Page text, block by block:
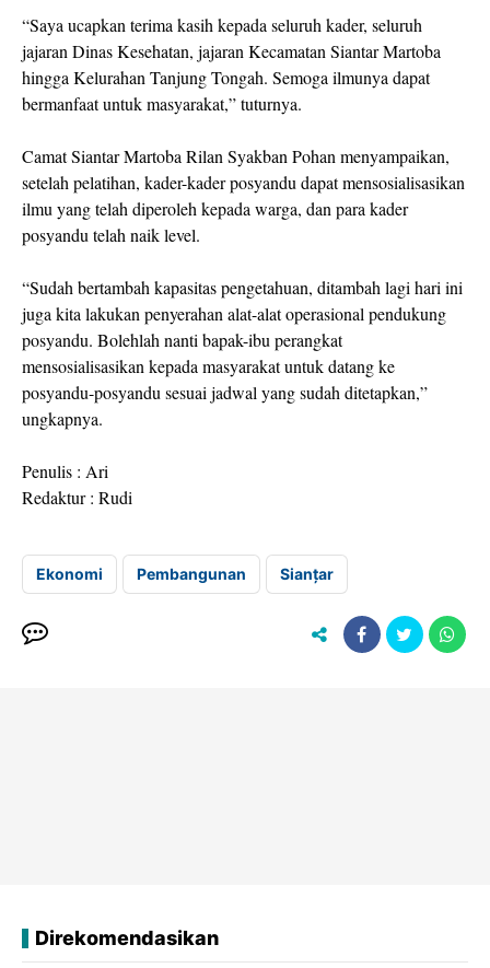
“Saya ucapkan terima kasih kepada seluruh kader, seluruh
jajaran Dinas Kesehatan, jajaran Kecamatan Siantar Martoba
hingga Kelurahan Tanjung Tongah. Semoga ilmunya dapat
bermanfaat untuk masyarakat,” tuturnya.
Camat Siantar Martoba Rilan Syakban Pohan menyampaikan,
setelah pelatihan, kader-kader posyandu dapat mensosialisasikan
ilmu yang telah diperoleh kepada warga, dan para kader
posyandu telah naik level.
“Sudah bertambah kapasitas pengetahuan, ditambah lagi hari ini
juga kita lakukan penyerahan alat-alat operasional pendukung
posyandu. Bolehlah nanti bapak-ibu perangkat
mensosialisasikan kepada masyarakat untuk datang ke
posyandu-posyandu sesuai jadwal yang sudah ditetapkan,”
ungkapnya.
Penulis : Ari
Redaktur : Rudi
Ekonomi Pembangunan Sianțar
Direkomendasikan